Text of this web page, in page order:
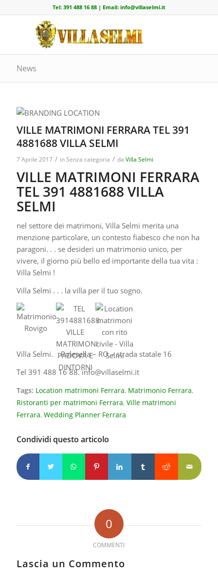
Tel: 391 488 16 88| Email: info@villaselmi.it
News
VILLE MATRIMONI FERRARA TEL 391
4881688 VILLA SELMI
7 Aprile 2017 / inSenza categoria / da Villa Selmi
VILLE MATRIMONI FERRARA
TEL 391 4881688 VILLA
SELMI
nel settore dei matrimoni, Villa Selmi merita una
menzione particolare, un contesto fiabesco che non ha
paragoni. . . se desideri un matrimonio unico, per
vivere, il giorno più bello ed importante della tua vita :
Villa Selmi !
Villa Selmi . . . la villa per il tuo sogno.
Villa Selmi. Polesella – RO – strada statale 16
Tel 391 488 16 88.info@villaselmi.it
Tags: Location matrimoni Ferrara, Matrimonio Ferrara,
Ristoranti per matrimoni Ferrara, Ville matrimoni
Ferrara, Wedding Planner Ferrara
Condividi questo articolo
0
COMMENTI
Lascia un Commento